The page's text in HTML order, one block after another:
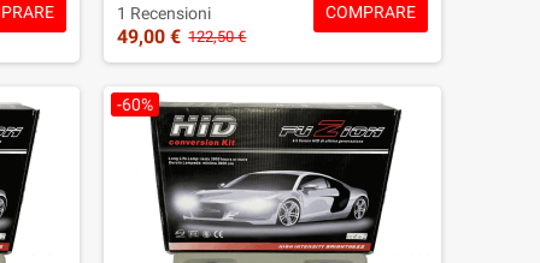
a
sulle
Digital 35W, lampade Bi-Xenon H4-3,
cablaggi dedicati
anabbagliante/abbagliante e colorazione a
centraline e 1 anno sulle lampade, con
supporto tecnico prima e dopo l’acquisto.
1 Recensioni
49,00 € 122,50 €
COMPRARE
-60%